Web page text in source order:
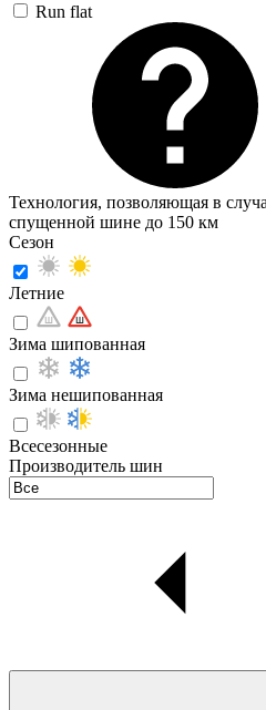
Run flat
Технология, позволяющая в
спущенной шине до 150 км
Сезон
Летние
Зима шипованная
Зима нешипованная
Всесезонные
Производитель шин